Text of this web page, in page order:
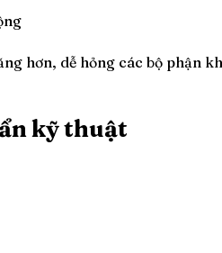
hơn, dễ hỏng các bộ phận
kỹ thuật